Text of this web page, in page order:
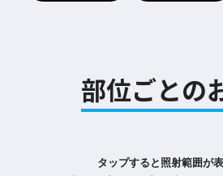
部位ごとの
タップすると照射範囲が表